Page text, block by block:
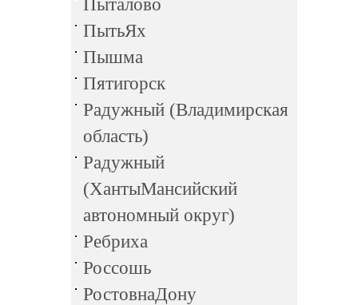
Пыталово
ПытьЯх
Пышма
Пятигорск
Радужный (Владимирская
область)
Радужный
(ХантыМансийский
автономный округ)
Ребриха
Россошь
РостовнаДону